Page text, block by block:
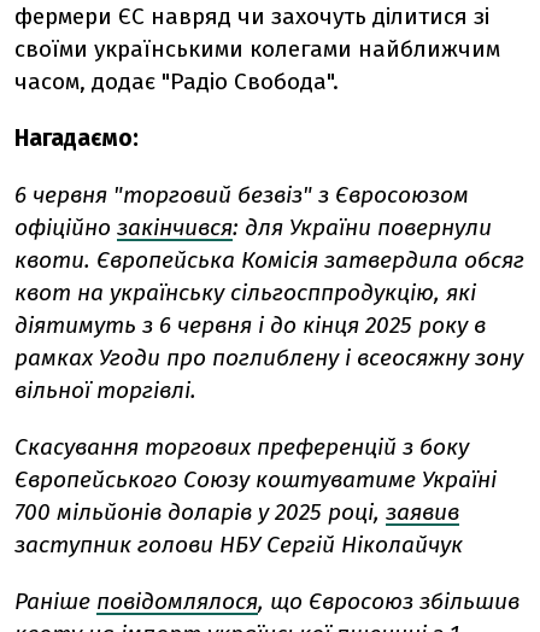
фермери ЄС навряд чи захочуть ділитися зі
своїми українськими колегами найближчим
часом, додає "Радіо Свобода".
Нагадаємо:
6 червня "торговий безвіз" з Євросоюзом
офіційно закінчився: для України повернули
квоти. Європейська Комісія затвердила обсяг
квот на українську сільгосппродукцію, які
діятимуть з 6 червня і до кінця 2025 року в
рамках Угоди про поглиблену і всеосяжну зону
вільної торгівлі.
Скасування торгових преференцій з боку
Європейського Союзу коштуватиме Україні
700 мільйонів доларів у 2025 році, заявив
заступник голови НБУ Сергій Ніколайчук
Раніше повідомлялося, що Євросоюз збільшив